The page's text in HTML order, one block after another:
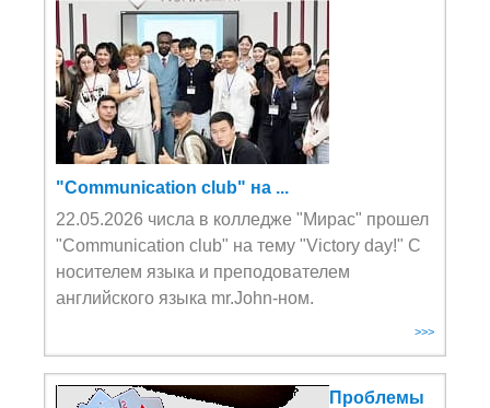
"Communication club" на ...
22.05.2026 числа в колледже "Мирас" прошел
"Communication club" на тему "Victory day!" С
носителем языка и преподователем
английского языка mr.John-ном.
>>>
Проблемы